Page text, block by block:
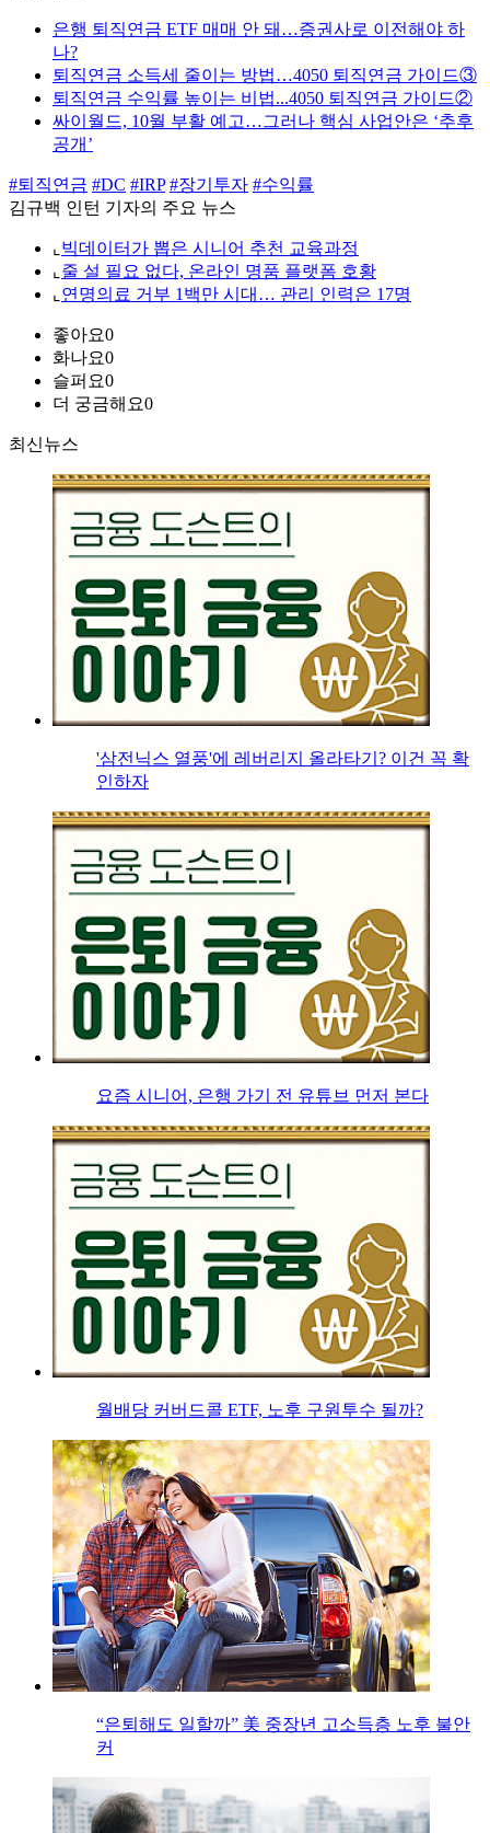
은행 퇴직연금 ETF 매매 안 돼…증권사로 이전해야 하
나?
퇴직연금 소득세 줄이는 방법…4050 퇴직연금 가이드③
퇴직연금 수익률 높이는 비법...4050 퇴직연금 가이드②
싸이월드, 10월 부활 예고…그러나 핵심 사업안은 ‘추후
공개’
#퇴직연금 #DC #IRP #장기투자 #수익률
김규백 인턴 기자의 주요 뉴스
⌞ 빅데이터가 뽑은 시니어 추천 교육과정
⌞ 줄 설 필요 없다, 온라인 명품 플랫폼 호황
⌞ 연명의료 거부 1백만 시대… 관리 인력은 17명
좋아요0
화나요0
슬퍼요0
더 궁금해요0
최신뉴스
'삼전닉스 열풍'에 레버리지 올라타기? 이건 꼭 확
인하자
요즘 시니어, 은행 가기 전 유튜브 먼저 본다
월배당 커버드콜 ETF, 노후 구원투수 될까?
“은퇴해도 일할까” 美 중장년 고소득층 노후 불안
커